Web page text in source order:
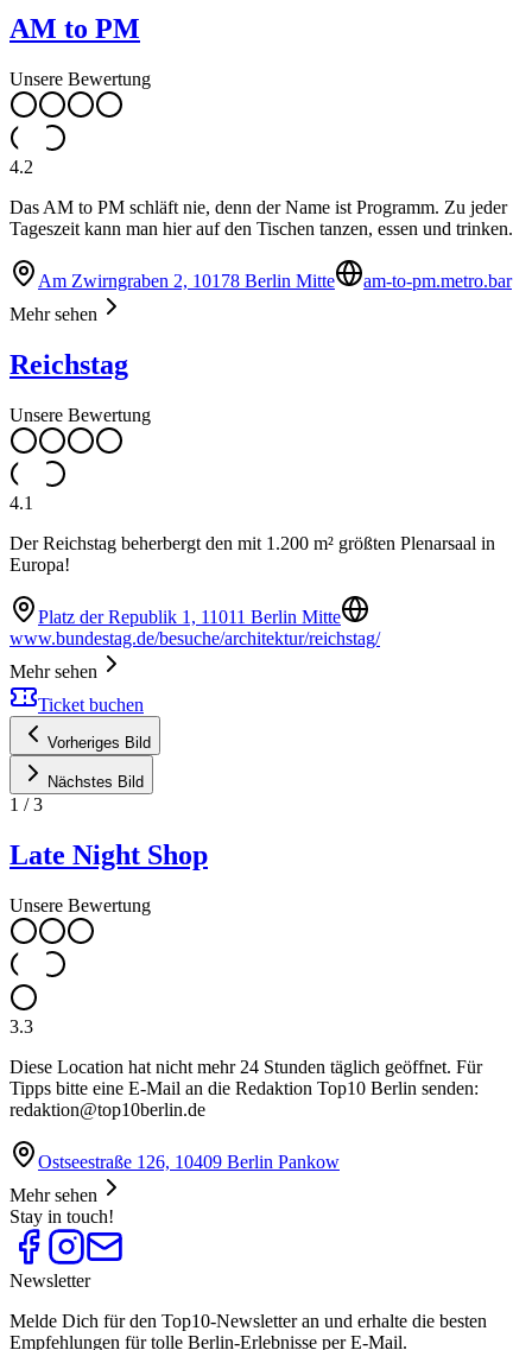
AM to PM
Unsere Bewertung
4.2
Das AM to PM schläft nie, denn der Name ist Programm. Zu jeder
Tageszeit kann man hier auf den Tischen tanzen, essen und trinken.
Am Zwirngraben 2, 10178 Berlin Mitte
am-to-pm.metro.bar
Mehr sehen
Reichstag
Unsere Bewertung
4.1
Der Reichstag beherbergt den mit 1.200 m² größten Plenarsaal in
Europa!
Platz der Republik 1, 11011 Berlin Mitte
www.bundestag.de/besuche/architektur/reichstag/
Mehr sehen
Ticket buchen
Vorheriges Bild
Nächstes Bild
1 /3
Late Night Shop
Unsere Bewertung
3.3
Diese Location hat nicht mehr 24 Stunden täglich geöffnet. Für
Tipps bitte eine E-Mail an die Redaktion Top10 Berlin senden:
redaktion@top10berlin.de
Ostseestraße 126, 10409 Berlin Pankow
Mehr sehen
Stay in touch!
Newsletter
Melde Dich für den Top10-Newsletter an und erhalte die besten
Empfehlungen für tolle Berlin-Erlebnisse per E-Mail.